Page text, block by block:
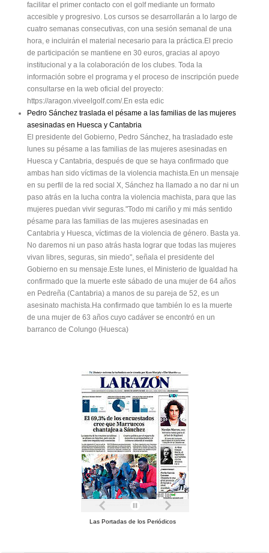
facilitar el primer contacto con el golf mediante un formato
accesible y progresivo. Los cursos se desarrollarán a lo largo de
cuatro semanas consecutivas, con una sesión semanal de una
hora, e incluirán el material necesario para la práctica.El precio
de participación se mantiene en 30 euros, gracias al apoyo
institucional y a la colaboración de los clubes. Toda la
información sobre el programa y el proceso de inscripción puede
consultarse en la web oficial del proyecto:
https://aragon.viveelgolf.com/.En esta edic
Pedro Sánchez traslada el pésame a las familias de las mujeres
asesinadas en Huesca y Cantabria
El presidente del Gobierno, Pedro Sánchez, ha trasladado este
lunes su pésame a las familias de las mujeres asesinadas en
Huesca y Cantabria, después de que se haya confirmado que
ambas han sido víctimas de la violencia machista.En un mensaje
en su perfil de la red social X, Sánchez ha llamado a no dar ni un
paso atrás en la lucha contra la violencia machista, para que las
mujeres puedan vivir seguras."Todo mi cariño y mi más sentido
pésame para las familias de las mujeres asesinadas en
Cantabria y Huesca, víctimas de la violencia de género. Basta ya.
No daremos ni un paso atrás hasta lograr que todas las mujeres
vivan libres, seguras, sin miedo", señala el presidente del
Gobierno en su mensaje.Este lunes, el Ministerio de Igualdad ha
confirmado que la muerte este sábado de una mujer de 64 años
en Pedreña (Cantabria) a manos de su pareja de 52, es un
asesinato machista.Ha confirmado que también lo es la muerte
de una mujer de 63 años cuyo cadáver se encontró en un
barranco de Colungo (Huesca)
Las Portadas de los Periódicos